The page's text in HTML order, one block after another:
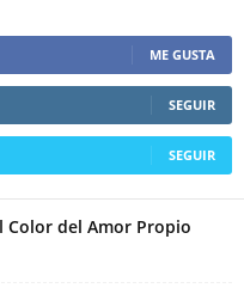
ME GUSTA
SEGUIR
SEGUIR
Color del Amor Propio